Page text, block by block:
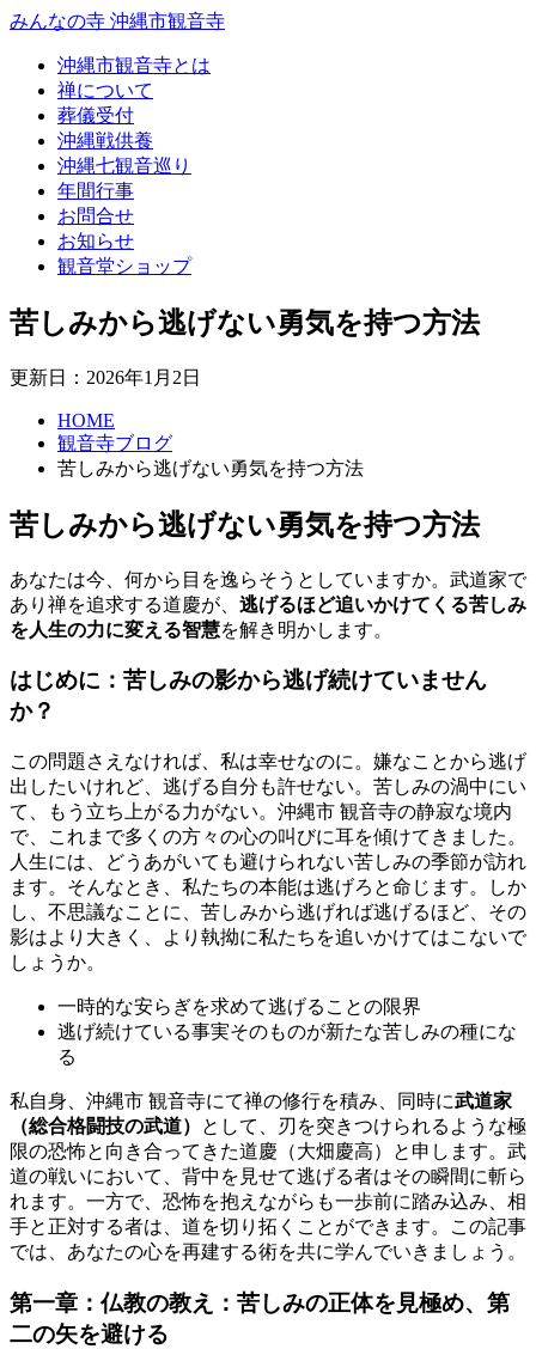
みんなの寺 沖縄市観音寺
沖縄市観音寺とは
禅について
葬儀受付
沖縄戦供養
沖縄七観音巡り
年間行事
お問合せ
お知らせ
観音堂ショップ
苦しみから逃げない勇気を持つ方法
更新日：2026年1月2日
HOME
観音寺ブログ
苦しみから逃げない勇気を持つ方法
苦しみから逃げない勇気を持つ方法
あなたは今、何から目を逸らそうとしていますか。武道家で
あり禅を追求する道慶が、 逃げるほど追いかけてくる苦しみ
を人生の力に変える智慧を解き明かします。
はじめに：苦しみの影から逃げ続けていません
か？
この問題さえなければ、私は幸せなのに。嫌なことから逃げ
出したいけれど、逃げる自分も許せない。苦しみの渦中にい
て、もう立ち上がる力がない。沖縄市 観音寺の静寂な境内
で、これまで多くの方々の心の叫びに耳を傾けてきました。
人生には、どうあがいても避けられない苦しみの季節が訪れ
ます。そんなとき、私たちの本能は逃げろと命じます。しか
し、不思議なことに、苦しみから逃げれば逃げるほど、その
影はより大きく、より執拗に私たちを追いかけてはこないで
しょうか。
一時的な安らぎを求めて逃げることの限界
逃げ続けている事実そのものが新たな苦しみの種にな
る
私自身、沖縄市 観音寺にて禅の修行を積み、同時に武道家
（総合格闘技の武道）
として、刃を突きつけられるような極
限の恐怖と向き合ってきた道慶（大畑慶高）と申します。武
道の戦いにおいて、背中を見せて逃げる者はその瞬間に斬ら
れます。一方で、恐怖を抱えながらも一歩前に踏み込み、相
手と正対する者は、道を切り拓くことができます。この記事
では、あなたの心を再建する術を共に学んでいきましょう。
第一章：仏教の教え：苦しみの正体を見極め、第
二の矢を避ける